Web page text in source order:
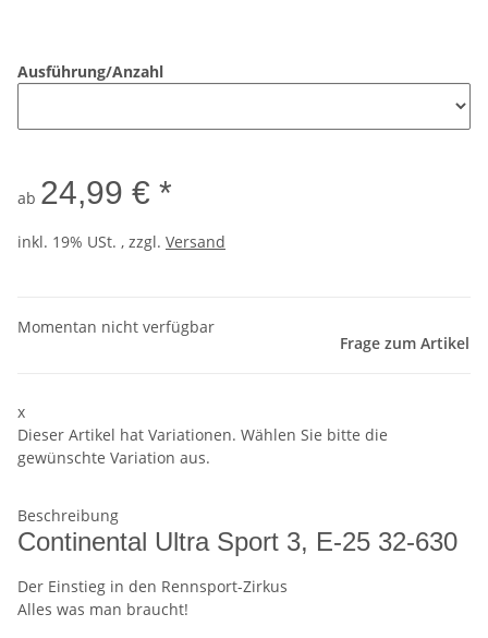
Ausführung/Anzahl
ab 24,99 € *
inkl. 19% USt. , zzgl. Versand
Momentan nicht verfügbar
Frage zum Artikel
x
Dieser Artikel hat Variationen. Wählen Sie bitte die
gewünschte Variation aus.
Beschreibung
Continental Ultra Sport 3, E-25 32-630
Der Einstieg in den Rennsport-Zirkus
Alles was man braucht!